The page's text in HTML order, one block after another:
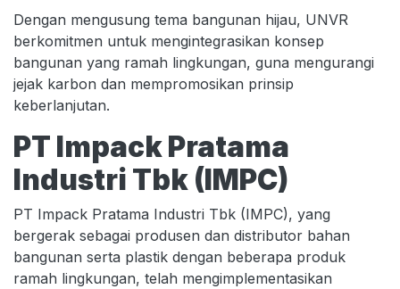
Dengan mengusung tema bangunan hijau, UNVR
berkomitmen untuk mengintegrasikan konsep
bangunan yang ramah lingkungan, guna mengurangi
jejak karbon dan mempromosikan prinsip
keberlanjutan.
PT Impack Pratama
Industri Tbk (IMPC)
PT Impack Pratama Industri Tbk (IMPC), yang
bergerak sebagai produsen dan distributor bahan
bangunan serta plastik dengan beberapa produk
ramah lingkungan, telah mengimplementasikan